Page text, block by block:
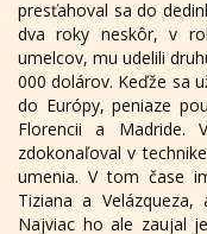
presťahoval sa do
dva roky neskôr, v
umelcov, mu udelili
000 dolárov. Keďže sa
do Európy, peniaze
Florencii a Madride.
zdokonaľoval v
umenia. V tom čase
Tiziana a
Najviac ho ale zaujal